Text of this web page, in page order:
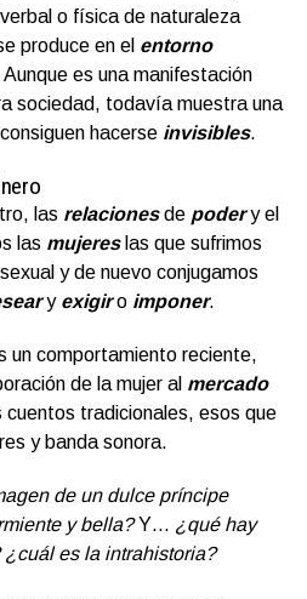
o física de naturaleza
produce en el entorno
Aunque es una manifestación
sociedad, todavía muestra una
hacerse invisibles.
las relacionesde poder y el
las mujereslas que sufrimos
y de nuevo conjugamos
y exigiro imponer.
un comportamiento reciente,
de la mujer al mercado
cuentos tradicionales, esos que
y banda sonora.
de un dulce príncipe
y bella?Y… ¿qué hay
es la intrahistoria?